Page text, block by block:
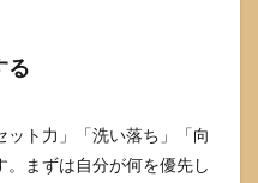
る
ト力」「洗い落ち」「向
まずは自分が何を優先し